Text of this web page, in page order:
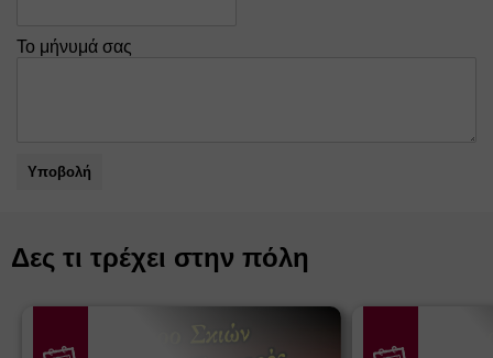
Το μήνυμά σας
Υποβολή
Δες τι τρέχει στην πόλη